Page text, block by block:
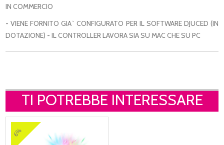
IN COMMERCIO
- VIENE FORNITO GIA` CONFIGURATO PER IL SOFTWARE DJUCED (IN
DOTAZIONE) - IL CONTROLLER LAVORA SIA SU MAC CHE SU PC
TI POTREBBE INTERESSARE
6%